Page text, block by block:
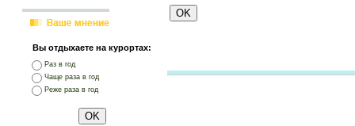
Вы отдыхаете на курортах:
Раз в год
Чаще раза в год
Реже раза в год